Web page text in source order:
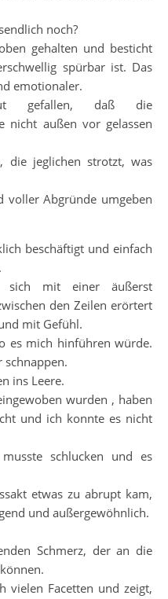
noch?
gehalten und besticht
spürbar ist. Das
emotionaler.
gefallen, daß die
nicht außen vor gelassen
die jeglichen strotzt, was
voller Abgründe umgeben
beschäftigt und einfach
sich mit einer äußerst
den Zeilen erörtert
mit Gefühl.
es mich hinführen würde.
schnappen.
ins Leere.
wurden , haben
und ich konnte es nicht
schlucken und es
etwas zu abrupt kam,
und außergewöhnlich.
Schmerz, der an die
vielen Facetten und zeigt,